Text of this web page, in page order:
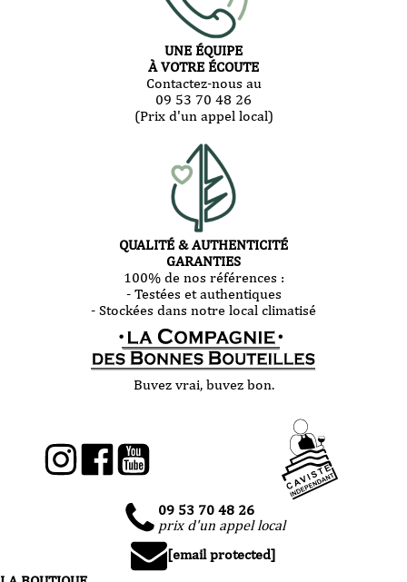
UNE ÉQUIPE
À VOTRE ÉCOUTE
Contactez-nous au
09 53 70 48 26
(Prix d'un appel local)
QUALITÉ & AUTHENTICITÉ
GARANTIES
100% de nos références :
- Testées et authentiques
- Stockées dans notre local climatisé
Buvez vrai, buvez bon.
09 53 70 48 26
prix d'un appel local
[email protected]